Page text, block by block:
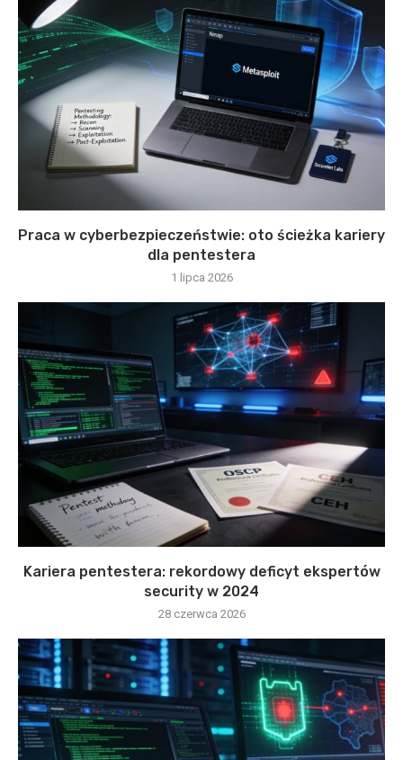
Praca w cyberbezpieczeństwie: oto ścieżka kariery
dla pentestera
1 lipca 2026
Kariera pentestera: rekordowy deficyt ekspertów
security w 2024
28 czerwca 2026